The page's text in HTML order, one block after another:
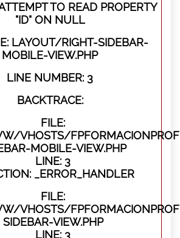
TO READ PROPERTY
"ID" ON NULL
LAYOUT/RIGHT-SIDEBAR-
MOBILE-VIEW.PHP
LINE NUMBER: 3
BACKTRACE:
FILE:
VHOSTS/
MOBILE-VIEW.PHP
LINE: 3
_ERROR_HANDLER
FILE:
VHOSTS/
SIDEBAR-VIEW.PHP
LINE: 3